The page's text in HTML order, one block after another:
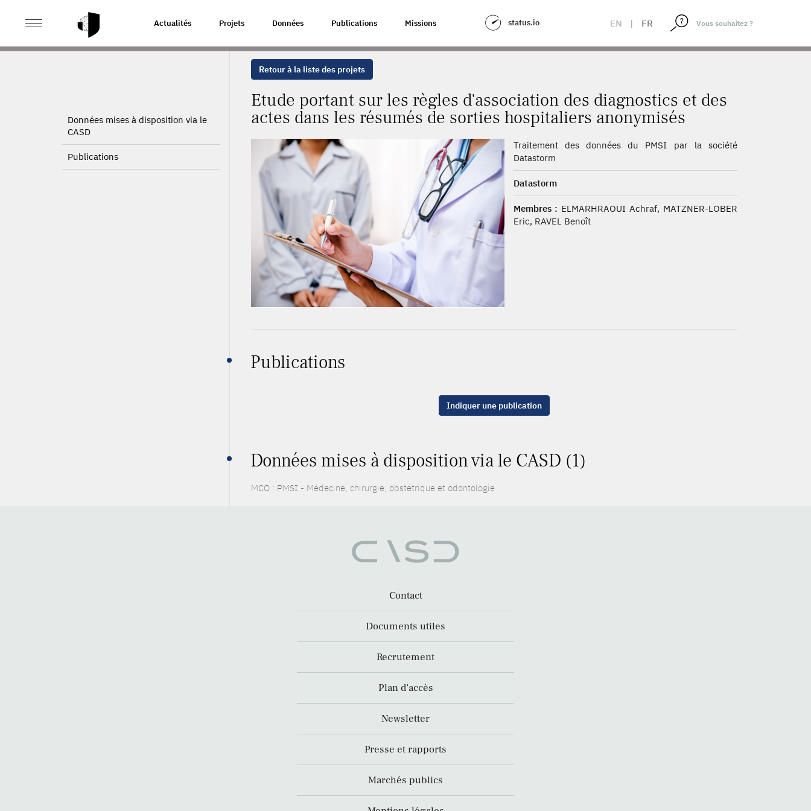
Actualités Projets Données Publications Missions status.io EN | FR
ACCUEIL ETUDE PORTANT SUR LES RÈGLES D'ASSOCIATION DES DIAGNOSTICS ET DES ACTES DANS LES RÉSUMÉS DE SORTIES HOSPITALIERS ANONYMISÉS
Données mises à disposition via le
CASD
Publications
Retour à la liste des projets
Etude portant sur les règles d'association des diagnostics et des
actes dans les résumés de sorties hospitaliers anonymisés
Traitement des données du PMSI par la société
Datastorm
Datastorm
Membres : ELMARHRAOUI Achraf, MATZNER-LOBER
Eric, RAVEL Benoît
Publications
Indiquer une publication
Données mises à disposition via le CASD (1)
MCO : PMSI - Médecine, chirurgie, obstétrique et odontologie
Contact
Documents utiles
Recrutement
Plan d’accès
Newsletter
Presse et rapports
Marchés publics